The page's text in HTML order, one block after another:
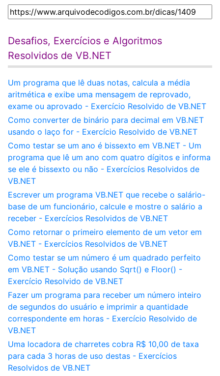
Desafios, Exercícios e Algoritmos
Resolvidos de VB.NET
Um programa que lê duas notas, calcula a média
aritmética e exibe uma mensagem de reprovado,
exame ou aprovado - Exercício Resolvido de VB.NET
Como converter de binário para decimal em VB.NET
usando o laço for - Exercício Resolvido de VB.NET
Como testar se um ano é bissexto em VB.NET - Um
programa que lê um ano com quatro dígitos e informa
se ele é bissexto ou não - Exercícios Resolvidos de
VB.NET
Escrever um programa VB.NET que recebe o salário-
base de um funcionário, calcule e mostre o salário a
receber - Exercícios Resolvidos de VB.NET
Como retornar o primeiro elemento de um vetor em
VB.NET - Exercícios Resolvidos de VB.NET
Como testar se um número é um quadrado perfeito
em VB.NET - Solução usando Sqrt() e Floor() -
Exercício Resolvido de VB.NET
Fazer um programa para receber um número inteiro
de segundos do usuário e imprimir a quantidade
correspondente em horas - Exercício Resolvido de
VB.NET
Uma locadora de charretes cobra R$ 10,00 de taxa
para cada 3 horas de uso destas - Exercícios
Resolvidos de VB.NET